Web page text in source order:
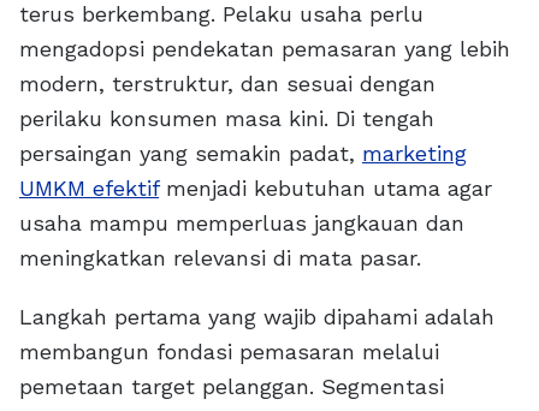
terus berkembang. Pelaku usaha perlu
mengadopsi pendekatan pemasaran yang lebih
modern, terstruktur, dan sesuai dengan
perilaku konsumen masa kini. Di tengah
persaingan yang semakin padat, marketing
UMKM efektifmenjadi kebutuhan utama agar
usaha mampu memperluas jangkauan dan
meningkatkan relevansi di mata pasar.
Langkah pertama yang wajib dipahami adalah
membangun fondasi pemasaran melalui
pemetaan target pelanggan. Segmentasi